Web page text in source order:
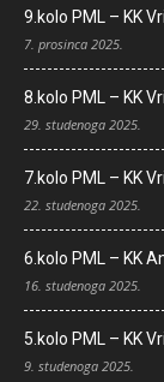
9.kolo PML – KK
7. prosinca 2025.
8.kolo PML – KK
29. studenoga 2025.
7.kolo PML – KK
22. studenoga 2025.
6.kolo PML – KK
16. studenoga 2025.
5.kolo PML – KK
9. studenoga 2025.